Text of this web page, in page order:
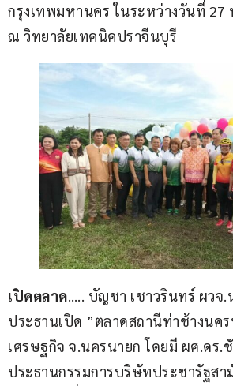
กรุงเทพมหานคร ในระหว่างวันที่ 27
ณ วิทยาลัยเทคนิคปราจีนบุรี
เปิดตลาด….. บัญชา เชาวรินทร์ ผวจ.
ประธานเปิด ”ตลาดสถานีท่าช้างนค
เศรษฐกิจ จ.นครนายก โดยมี ผศ.ดร.
ประธานกรรมการบริษัทประชารัฐส